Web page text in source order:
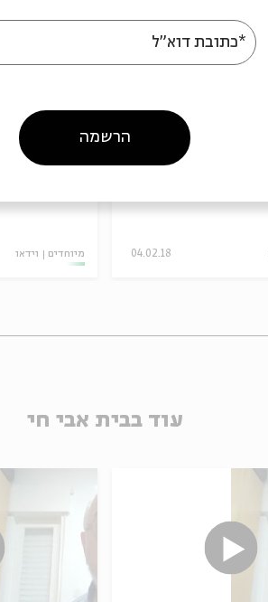
רחל
מקדש
יהודיתראש חודש
מיוחדים וידאו
- צוואות
04.02.18
עוד בבית אבי חי
*כתובת דוא"ל
הרשמה